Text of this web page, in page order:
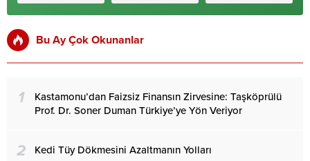
Bu Ay Çok Okunanlar
1
Kastamonu’dan Faizsiz Finansın Zirvesine: Taşköprülü
Prof. Dr. Soner Duman Türkiye’ye Yön Veriyor
2 Kedi Tüy Dökmesini Azaltmanın Yolları